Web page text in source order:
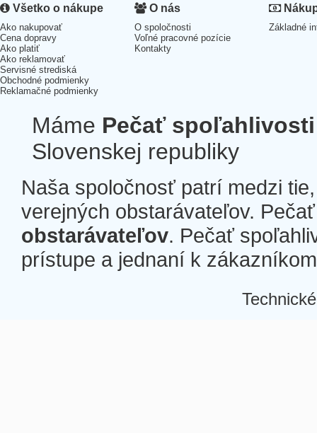
Všetko o nákupe
Ako nakupovať
Cena dopravy
Ako platiť
Ako reklamovať
Servisné strediská
Obchodné podmienky
Reklamačné podmienky
O nás
O spoločnosti
Voľné pracovné pozície
Kontakty
Základné
Máme Pečať spoľahlivosti
Slovenskej republiky
Naša spoločnosť patrí medzi
verejných obstarávateľov.
obstarávateľov. Pečať
prístupe a jednaní k